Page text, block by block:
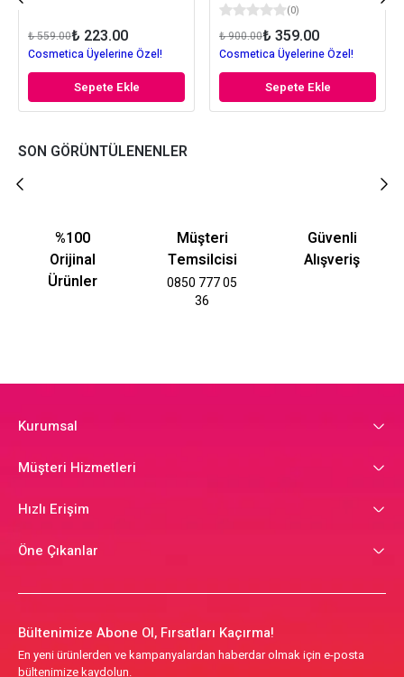
₺ 559.00₺ 223.00
Cosmetica Üyelerine Özel!
Sepete Ekle
(0)
₺ 900.00₺ 359.00
Cosmetica Üyelerine Özel!
Sepete Ekle
SON GÖRÜNTÜLENENLER
%100
Orijinal
Ürünler
Müşteri
Temsilcisi
0850 777 05
36
Güvenli
Alışveriş
Kurumsal
Müşteri Hizmetleri
Hızlı Erişim
Öne Çıkanlar
Bültenimize Abone Ol, Fırsatları Kaçırma!
En yeni ürünlerden ve kampanyalardan haberdar olmak için e-posta
bültenimize kaydolun.